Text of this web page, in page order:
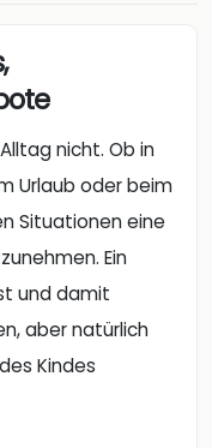
nicht. Ob in
Urlaub oder beim
Situationen eine
Ein
und damit
aber natürlich
Kindes